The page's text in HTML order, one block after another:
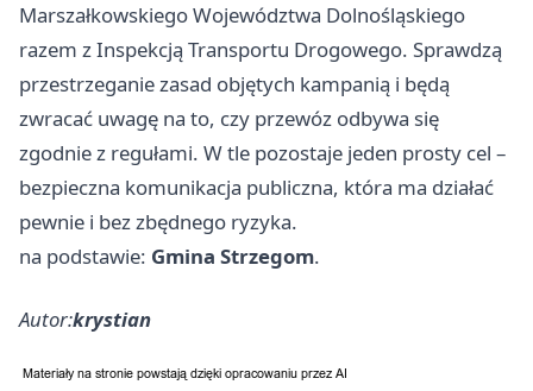
Marszałkowskiego Województwa Dolnośląskiego
razem z Inspekcją Transportu Drogowego. Sprawdzą
przestrzeganie zasad objętych kampanią i będą
zwracać uwagę na to, czy przewóz odbywa się
zgodnie z regułami. W tle pozostaje jeden prosty cel –
bezpieczna komunikacja publiczna, która ma działać
pewnie i bez zbędnego ryzyka.
na podstawie: Gmina Strzegom.
Autor:krystian